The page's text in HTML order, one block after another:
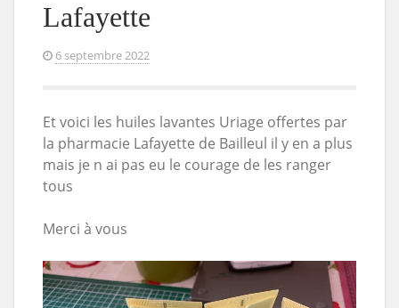
Lafayette
6 septembre 2022
Et voici les huiles lavantes Uriage offertes par
la pharmacie Lafayette de Bailleul il y en a plus
mais je n ai pas eu le courage de les ranger
tous
Merci à vous